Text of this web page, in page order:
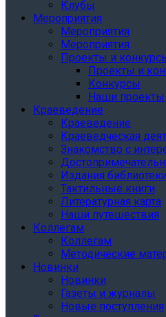
Клубы
Мероприятия
Мероприятия
Мероприятия
Проекты и
Проекты и
Конкурсы
Наши проекты
Краеведение
Краеведение
Краеведческая
Знакомство с
Издания библиотеки
Тактильные книги
Литературная карта
Наши путешествия
Коллегам
Коллегам
Методические
Новинки
Новинки
Газеты и журналы
Новые поступления